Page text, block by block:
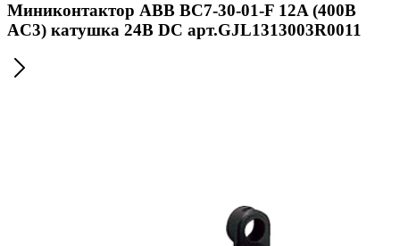
Миниконтактор ABB BC7-30-01-F 12A (400B
AC3) катушка 24B DС арт.GJL1313003R0011